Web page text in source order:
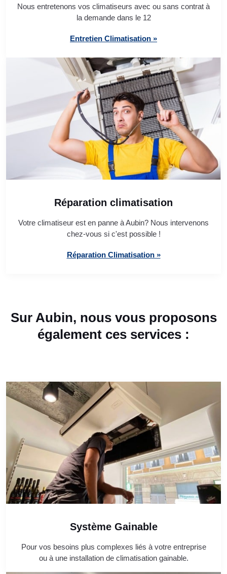
Nous entretenons vos climatiseurs avec ou sans contrat à
la demande dans le 12
Entretien Climatisation »
Réparation climatisation
Votre climatiseur est en panne à Aubin? Nous intervenons
chez-vous si c'est possible !
Réparation Climatisation »
Sur Aubin, nous vous proposons
également ces services :
Système Gainable
Pour vos besoins plus complexes liés à votre entreprise
ou à une installation de climatisation gainable.